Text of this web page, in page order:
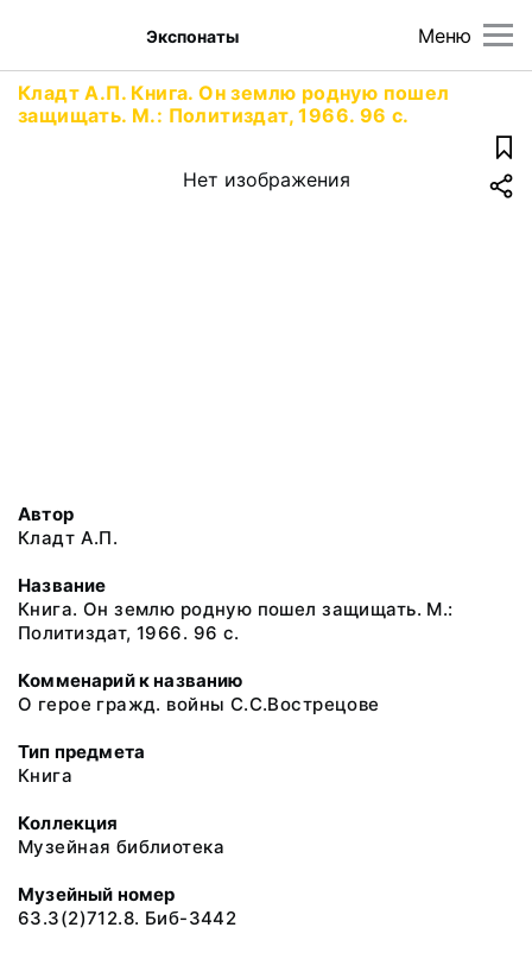
Меню
Экспонаты
Кладт А.П. Книга. Он землю родную пошел
защищать. М.: Политиздат, 1966. 96 с.
Нет изображения
Автор
Кладт А.П.
Название
Книга. Он землю родную пошел защищать. М.:
Политиздат, 1966. 96 с.
Комменарий к названию
О герое гражд. войны С.С.Вострецове
Тип предмета
Книга
Коллекция
Музейная библиотека
Музейный номер
63.3(2)712.8. Биб-3442